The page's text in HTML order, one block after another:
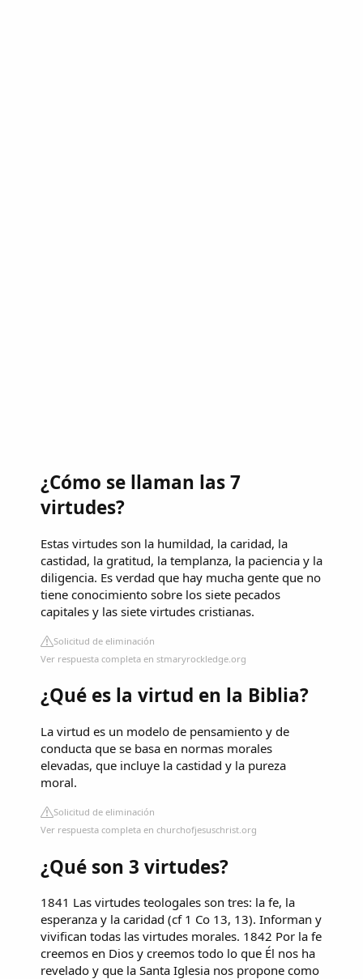
¿Cómo se llaman las 7
virtudes?
Estas virtudes son la humildad, la caridad, la
castidad, la gratitud, la templanza, la paciencia y la
diligencia. Es verdad que hay mucha gente que no
tiene conocimiento sobre los siete pecados
capitales y las siete virtudes cristianas.
Solicitud de eliminación
Ver respuesta completa en stmaryrockledge.org
¿Qué es la virtud en la Biblia?
La virtud es un modelo de pensamiento y de
conducta que se basa en normas morales
elevadas, que incluye la castidad y la pureza
moral.
Solicitud de eliminación
Ver respuesta completa en churchofjesuschrist.org
¿Qué son 3 virtudes?
1841 Las virtudes teologales son tres: la fe, la
esperanza y la caridad (cf 1 Co 13, 13). Informan y
vivifican todas las virtudes morales. 1842 Por la fe
creemos en Dios y creemos todo lo que Él nos ha
revelado y que la Santa Iglesia nos propone como